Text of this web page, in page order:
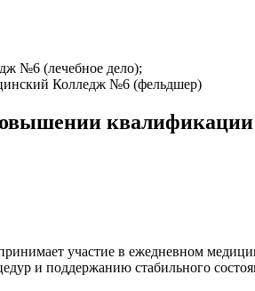
№6 (лечебное дело);
Колледж №6 (фельдшер)
квалификации
участие в ежедневном
и поддержанию стабильного